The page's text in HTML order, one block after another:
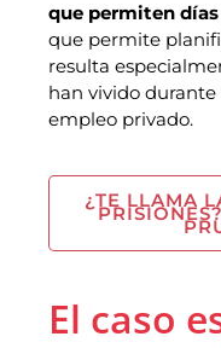
que permiten
que permite
resulta
han vivido
empleo privado.
¿TE LLAMA
El caso